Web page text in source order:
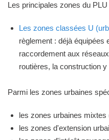
Les principales zones du
Les zones classées U
règlement : déjà équipées
raccordement aux
routières, la construction
Parmi les zones urbaines
les zones urbaines mixtes
les zones d'extension